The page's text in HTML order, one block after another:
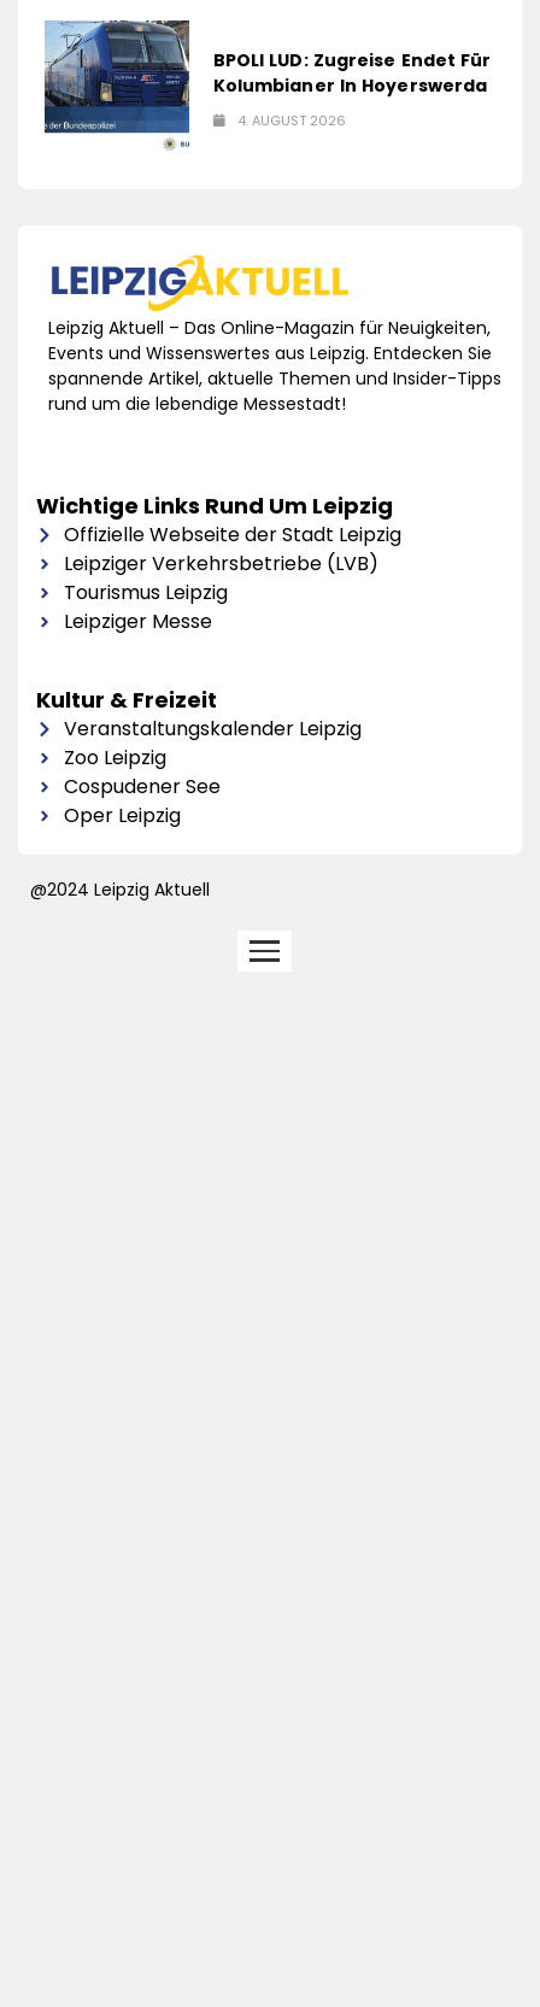
BPOLI LUD: Zugreise Endet Für
Kolumbianer In Hoyerswerda
4. AUGUST 2026
Leipzig Aktuell – Das Online-Magazin für Neuigkeiten,
Events und Wissenswertes aus Leipzig. Entdecken Sie
spannende Artikel, aktuelle Themen und Insider-Tipps
rund um die lebendige Messestadt!
Wichtige Links Rund Um Leipzig
Offizielle Webseite der Stadt Leipzig
Leipziger Verkehrsbetriebe (LVB)
Tourismus Leipzig
Leipziger Messe
Kultur & Freizeit
Veranstaltungskalender Leipzig
Zoo Leipzig
Cospudener See
Oper Leipzig
@2024 Leipzig Aktuell